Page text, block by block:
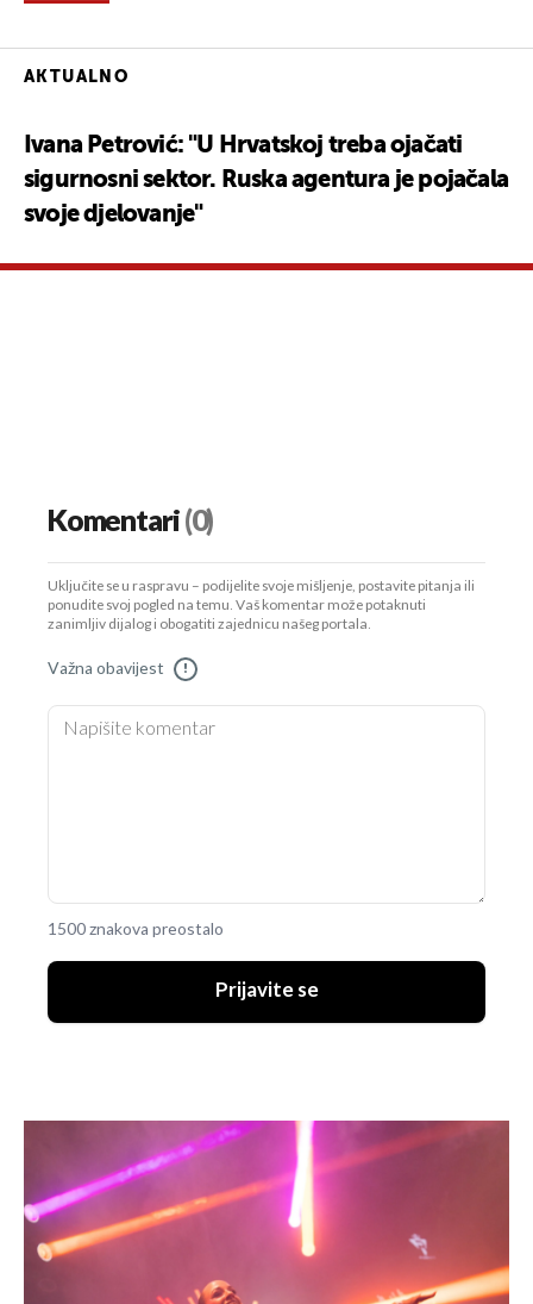
AKTUALNO
Ivana Petrović: "U Hrvatskoj treba ojačati
sigurnosni sektor. Ruska agentura je pojačala
svoje djelovanje"
Komentari(0)
Uključite se u raspravu – podijelite svoje mišljenje, postavite pitanja ili
ponudite svoj pogled na temu. Vaš komentar može potaknuti
zanimljiv dijalog i obogatiti zajednicu našeg portala.
Važna obavijest !
1500 znakova preostalo
Prijavite se